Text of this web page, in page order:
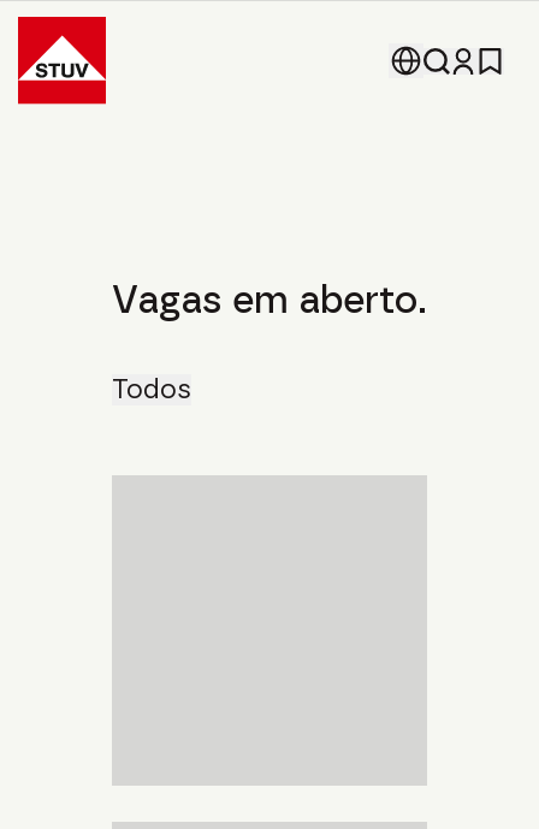
Go To the Homepage
Home Vagas Em Aberto
Vagas em aberto.
Todos